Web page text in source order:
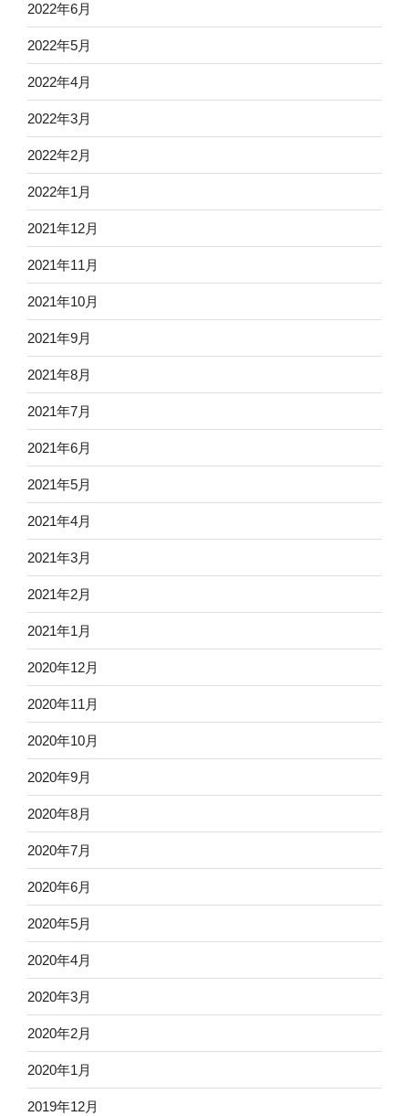
2022年6月
2022年5月
2022年4月
2022年3月
2022年2月
2022年1月
2021年12月
2021年11月
2021年10月
2021年9月
2021年8月
2021年7月
2021年6月
2021年5月
2021年4月
2021年3月
2021年2月
2021年1月
2020年12月
2020年11月
2020年10月
2020年9月
2020年8月
2020年7月
2020年6月
2020年5月
2020年4月
2020年3月
2020年2月
2020年1月
2019年12月